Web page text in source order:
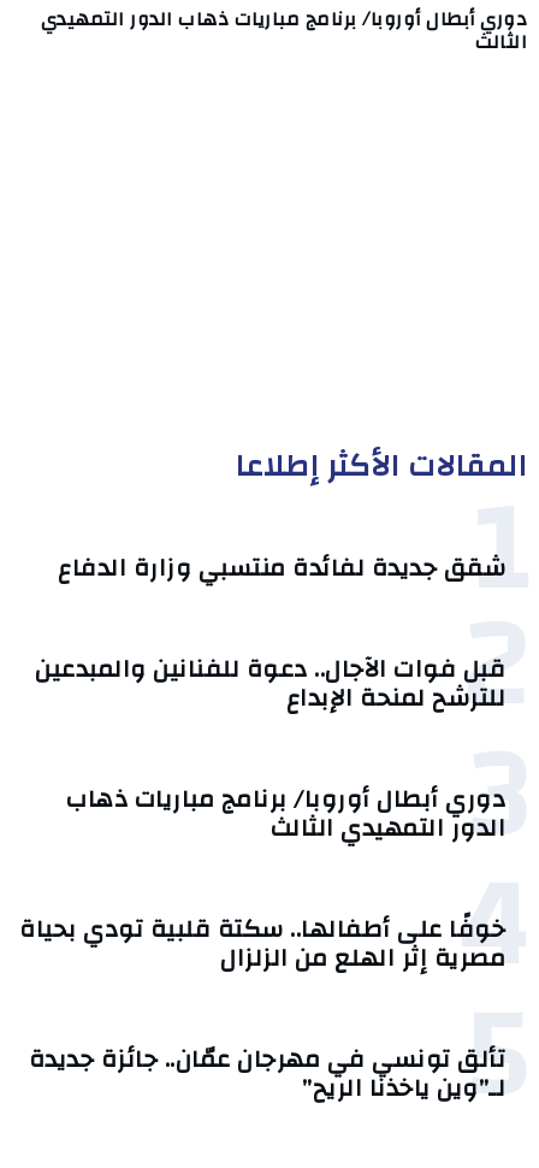
دوري أبطال أوروبا/ برنامج مباريات ذهاب الدور التمهيدي
الثالث
المقالات الأكثر إطلاعا
1
شقق جديدة لفائدة منتسبي وزارة الدفاع
2
قبل فوات الآجال.. دعوة للفنانين والمبدعين
للترشح لمنحة الإبداع
3
دوري أبطال أوروبا/ برنامج مباريات ذهاب
الدور التمهيدي الثالث
4
خوفًا على أطفالها.. سكتة قلبية تودي بحياة
مصرية إثر الهلع من الزلزال
5
تألق تونسي في مهرجان عمّان.. جائزة جديدة
لـ”وين ياخذنا الريح”